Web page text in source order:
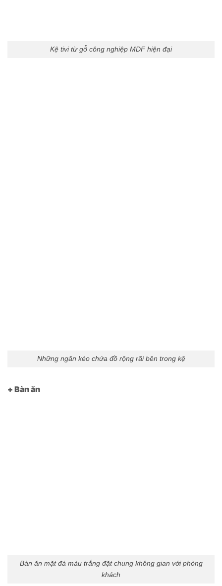
Kệ tivi từ gỗ công nghiệp MDF hiện đại
Những ngăn kéo chứa đồ rộng rãi bên trong kệ
+ Bàn ăn
Bàn ăn mặt đá màu trắng đặt chung không gian với phòng
khách